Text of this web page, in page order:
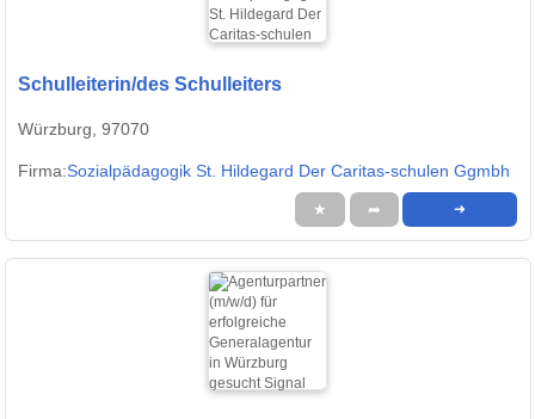
Schulleiterin/des Schulleiters
Würzburg, 97070
Firma:Sozialpädagogik St. Hildegard Der Caritas-schulen Ggmbh
★ ➦ ➜